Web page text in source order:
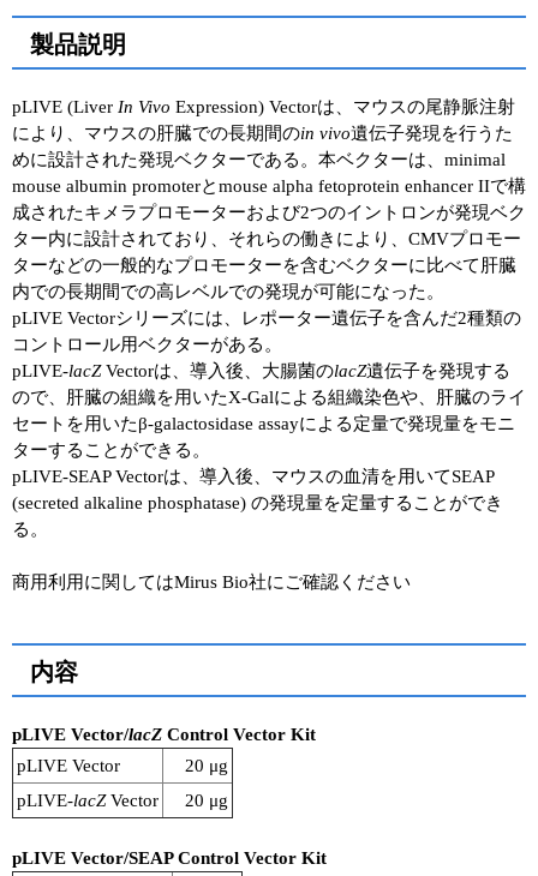
RNAi実験ガイド
アプリケーションノート
プロトコール集
ユーザーズボイス集
動画ライブラリー
Q&A
製品説明
pLIVE (Liver In Vivo Expression) Vectorは、マウスの尾静脈注射
により、マウスの肝臓での長期間のin vivo遺伝子発現を行うた
めに設計された発現ベクターである。本ベクターは、minimal
mouse albumin promoterとmouse alpha fetoprotein enhancer IIで構
成されたキメラプロモーターおよび2つのイントロンが発現ベク
ター内に設計されており、それらの働きにより、CMVプロモー
ターなどの一般的なプロモーターを含むベクターに比べて肝臓
内での長期間での高レベルでの発現が可能になった。
pLIVE Vectorシリーズには、レポーター遺伝子を含んだ2種類の
コントロール用ベクターがある。
pLIVE-lacZVectorは、導入後、大腸菌のlacZ遺伝子を発現する
ので、肝臓の組織を用いたX-Galによる組織染色や、肝臓のライ
セートを用いたβ-galactosidase assayによる定量で発現量をモニ
ターすることができる。
pLIVE-SEAP Vectorは、導入後、マウスの血清を用いてSEAP
(secreted alkaline phosphatase) の発現量を定量することができ
る。
商用利用に関してはMirus Bio社にご確認ください
内容
pLIVE Vector/lacZ Control Vector Kit
pLIVE Vector
20 μg
pLIVE-lacZVector 20 μg
pLIVE Vector/SEAP Control Vector Kit